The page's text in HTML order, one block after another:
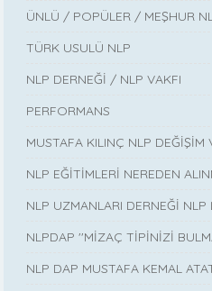
ÜNLÜ / POPÜLER / MEŞHUR
TÜRK USULÜ NLP
NLP DERNEĞİ / NLP VAKFI
PERFORMANS
MUSTAFA KILINÇ NLP DEĞİŞİM
NLP EĞİTİMLERİ NEREDEN
NLP UZMANLARI DERNEĞİ NLP
NLPDAP ''MİZAÇ TİPİNİZİ
NLP DAP MUSTAFA KEMAL